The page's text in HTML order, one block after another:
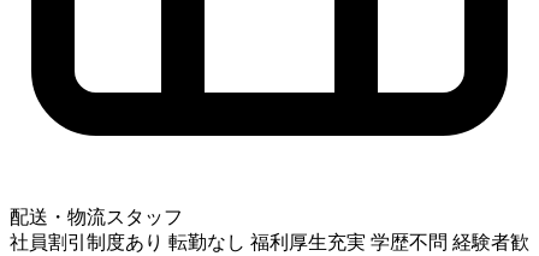
配送・物流スタッフ
社員割引制度あり 転勤なし 福利厚生充実 学歴不問 経験者歓